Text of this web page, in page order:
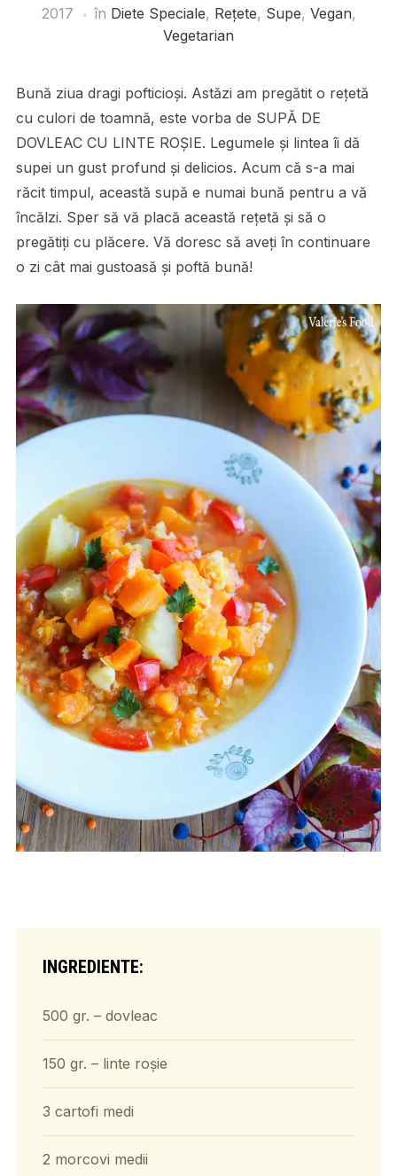
2017
în Diete Speciale, Rețete, Supe, Vegan,
Vegetarian
Bună ziua dragi pofticioși. Astăzi am pregătit o rețetă
cu culori de toamnă, este vorba de SUPĂ DE
DOVLEAC CU LINTE ROȘIE. Legumele și lintea îi dă
supei un gust profund și delicios. Acum că s-a mai
răcit timpul, această supă e numai bună pentru a vă
încălzi. Sper să vă placă această rețetă și să o
pregătiți cu plăcere. Vă doresc să aveți în continuare
o zi cât mai gustoasă și poftă bună!
INGREDIENTE:
500 gr. – dovleac
150 gr. – linte roșie
3 cartofi medi
2 morcovi medii